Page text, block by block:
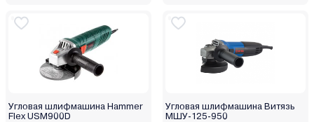
Угловая шлифмашина Hammer
Flex USM900D
Угловая шлифмашина Витязь
МШУ-125-950